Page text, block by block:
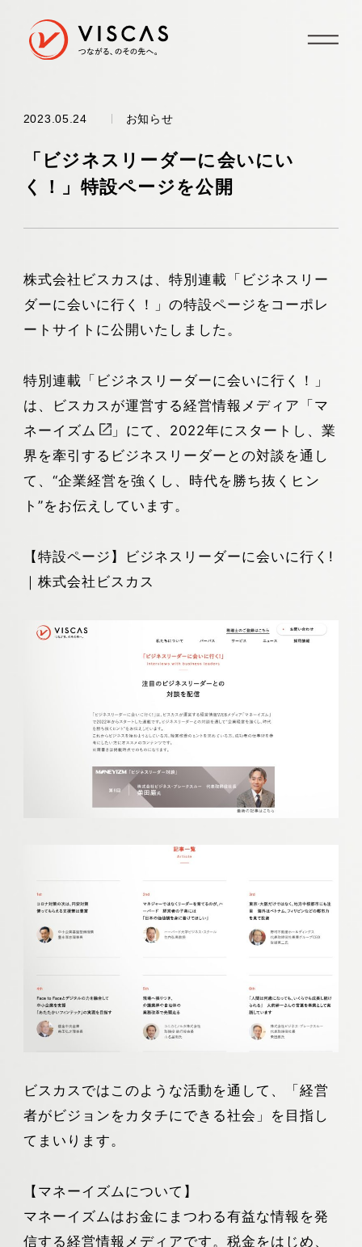
2023.05.24 お知らせ
「ビジネスリーダーに会いにい
く！」特設ページを公開
株式会社ビスカスは、特別連載「ビジネスリー
ダーに会いに行く！」の特設ページをコーポレ
ートサイトに公開いたしました。
特別連載「ビジネスリーダーに会いに行く！」
は、ビスカスが運営する経営情報メディア 「マ
ネーイズム
」 にて、2022年にスタートし、業
界を牽引するビジネスリーダーとの対談を通し
て、“企業経営を強くし、時代を勝ち抜くヒン
ト”をお伝えしています。
【特設ページ】
ビジネスリーダーに会いに行く!
｜株式会社ビスカス
ビスカスではこのような活動を通して、「経営
者がビジョンをカタチにできる社会」を目指し
てまいります。
【マネーイズムについて】
マネーイズムはお金にまつわる有益な情報を発
信する経営情報メディアです。税金をはじめ、